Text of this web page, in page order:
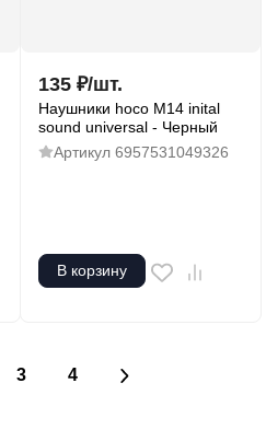
135 ₽/шт.
Наушники hoco M14 inital
sound universal - Черный
Артикул 6957531049326
В корзину
3 4